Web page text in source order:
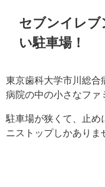
セブンイレブ
い駐車場！
東京歯科大学市川総合
病院の中の小さなファ
駐車場が狭くて、止め
ニストップしかありま